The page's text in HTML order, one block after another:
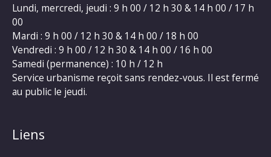
Lundi, mercredi, jeudi : 9 h 00 / 12 h 30 & 14 h 00 / 17 h
00
Mardi : 9 h 00 / 12 h 30 & 14 h 00 / 18 h 00
Vendredi : 9 h 00 / 12 h 30 & 14 h 00 / 16 h 00
Samedi (permanence) : 10 h / 12 h
Service urbanisme reçoit sans rendez-vous. Il est fermé
au public le jeudi.
Liens